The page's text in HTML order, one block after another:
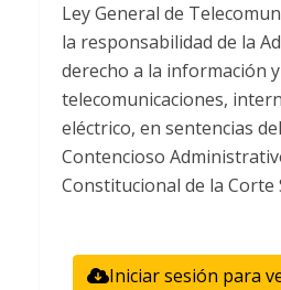
Ley General de
la responsabilidad de la
derecho a la información
telecomunicaciones,
eléctrico, en sentencias
Contencioso
Constitucional de la
Iniciar sesión para